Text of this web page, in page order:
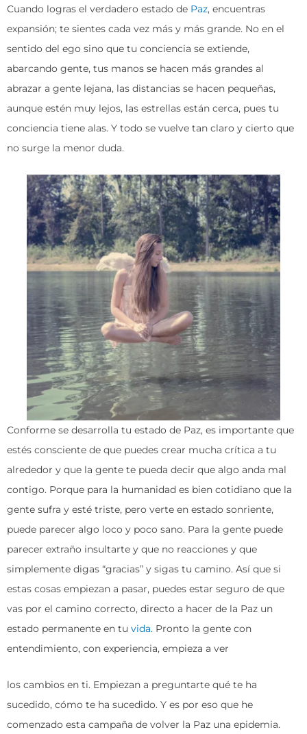
Cuando logras el verdadero estado de Paz, encuentras
expansión; te sientes cada vez más y más grande. No en el
sentido del ego sino que tu conciencia se extiende,
abarcando gente, tus manos se hacen más grandes al
abrazar a gente lejana, las distancias se hacen pequeñas,
aunque estén muy lejos, las estrellas están cerca, pues tu
conciencia tiene alas. Y todo se vuelve tan claro y cierto que
no surge la menor duda.
Conforme se desarrolla tu estado de Paz, es importante que
estés consciente de que puedes crear mucha crítica a tu
alrededor y que la gente te pueda decir que algo anda mal
contigo. Porque para la humanidad es bien cotidiano que la
gente sufra y esté triste, pero verte en estado sonriente,
puede parecer algo loco y poco sano. Para la gente puede
parecer extraño insultarte y que no reacciones y que
simplemente digas “gracias” y sigas tu camino. Así que si
estas cosas empiezan a pasar, puedes estar seguro de que
vas por el camino correcto, directo a hacer de la Paz un
estado permanente en tu vida. Pronto la gente con
entendimiento, con experiencia, empieza a ver
los cambios en ti. Empiezan a preguntarte qué te ha
sucedido, cómo te ha sucedido. Y es por eso que he
comenzado esta campaña de volver la Paz una epidemia.